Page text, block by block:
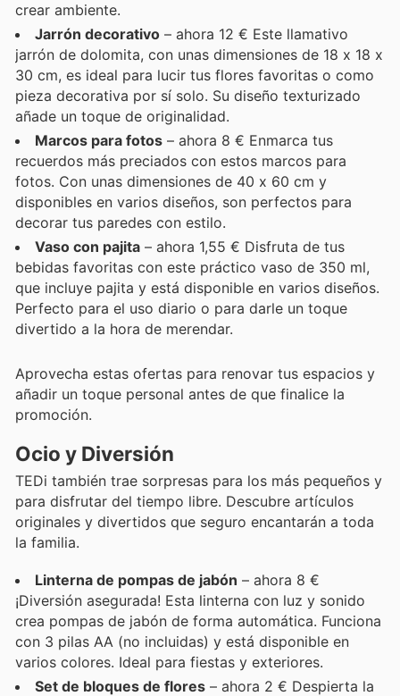
crear ambiente.
Jarrón decorativo – ahora 12 € Este llamativo
jarrón de dolomita, con unas dimensiones de 18 x 18 x
30 cm, es ideal para lucir tus flores favoritas o como
pieza decorativa por sí solo. Su diseño texturizado
añade un toque de originalidad.
Marcos para fotos – ahora 8 € Enmarca tus
recuerdos más preciados con estos marcos para
fotos. Con unas dimensiones de 40 x 60 cm y
disponibles en varios diseños, son perfectos para
decorar tus paredes con estilo.
Vaso con pajita – ahora 1,55 € Disfruta de tus
bebidas favoritas con este práctico vaso de 350 ml,
que incluye pajita y está disponible en varios diseños.
Perfecto para el uso diario o para darle un toque
divertido a la hora de merendar.
Aprovecha estas ofertas para renovar tus espacios y
añadir un toque personal antes de que finalice la
promoción.
Ocio y Diversión
TEDi también trae sorpresas para los más pequeños y
para disfrutar del tiempo libre. Descubre artículos
originales y divertidos que seguro encantarán a toda
la familia.
Linterna de pompas de jabón – ahora 8 €
¡Diversión asegurada! Esta linterna con luz y sonido
crea pompas de jabón de forma automática. Funciona
con 3 pilas AA (no incluidas) y está disponible en
varios colores. Ideal para fiestas y exteriores.
Set de bloques de flores – ahora 2 € Despierta la